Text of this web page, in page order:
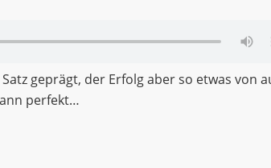
geprägt, der Erfolg aber so etwas von
perfekt…